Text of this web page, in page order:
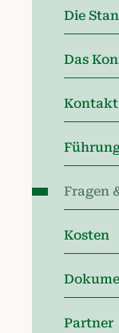
Die
Das
Fragen
Kosten
Partner